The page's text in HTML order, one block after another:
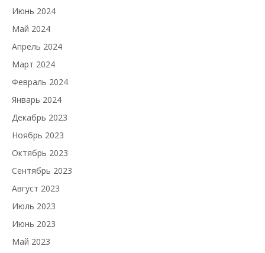
Июнь 2024
Май 2024
Апрель 2024
Март 2024
Февраль 2024
Январь 2024
Декабрь 2023
Ноябрь 2023
Октябрь 2023
Сентябрь 2023
Август 2023
Июль 2023
Июнь 2023
Май 2023